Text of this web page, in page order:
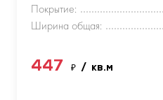
Покрытие:
Ширина общая:
447 ₽ / кв.м